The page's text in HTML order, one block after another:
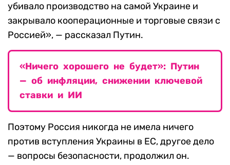
убивало производство на самой Украине и
закрывало кооперационные и торговые связи с
Россией», — рассказал Путин.
«Ничего хорошего не будет»: Путин
— об инфляции, снижении ключевой
ставки и ИИ
Поэтому Россия никогда не имела ничего
против вступления Украины в ЕС, другое дело
— вопросы безопасности, продолжил он.